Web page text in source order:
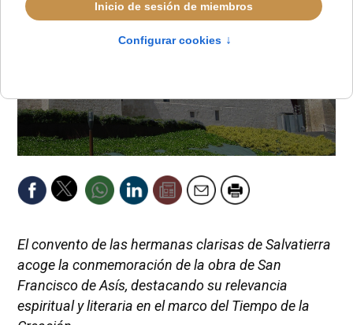
El convento de las hermanas clarisas de Salvatierra
acoge la conmemoración de la obra de San
Francisco de Asís, destacando su relevancia
espiritual y literaria en el marco del Tiempo de la